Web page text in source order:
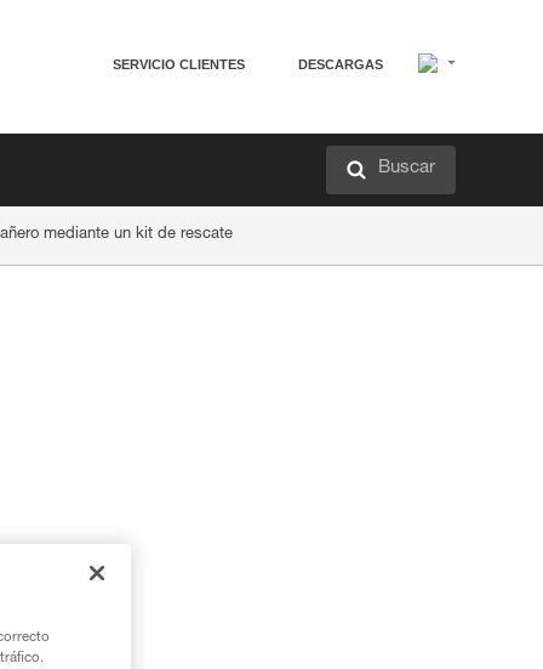
SERVICIO CLIENTES DESCARGAS
Buscar
mediante un kit de rescate